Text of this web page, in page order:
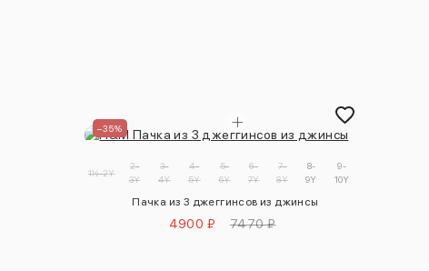
–35%
1½-2Y
2-
3Y
3-
4Y
4-
5Y
5-
6Y
6-
7Y
7-
8Y
8-
9Y
9-
10Y
Пачка из 3 джеггинсов из джинсы
4900 ₽ 7470 ₽